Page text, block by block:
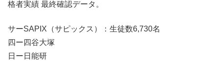
格者実績 最終確認データ。
サーSAPIX（サピックス）：生徒数6,730名
四ー四谷大塚
日ー日能研